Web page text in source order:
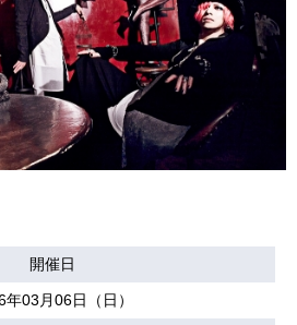
開催日
年03月06日（日）